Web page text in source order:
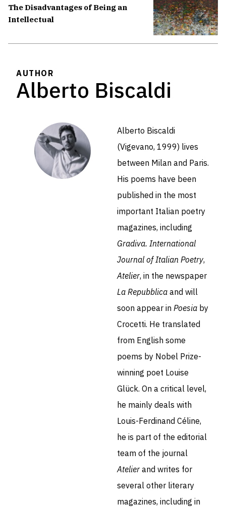
The Disadvantages of Being an
Intellectual
AUTHOR
Alberto Biscaldi
Alberto Biscaldi
(Vigevano, 1999) lives
between Milan and Paris.
His poems have been
published in the most
important Italian poetry
magazines, including
Gradiva. International
Journal of Italian Poetry,
Atelier, in the newspaper
La Repubblicaand will
soon appear in Poesiaby
Crocetti. He translated
from English some
poems by Nobel Prize-
winning poet Louise
Glück. On a critical level,
he mainly deals with
Louis-Ferdinand Céline,
he is part of the editorial
team of the journal
Atelierand writes for
several other literary
magazines, including in